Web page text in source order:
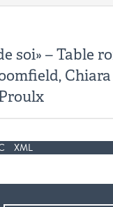
soi» – Table
XML